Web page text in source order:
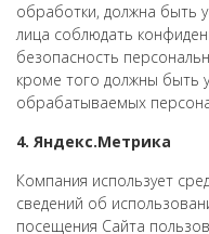
обработки, должна быть
лица соблюдать
безопасность
кроме того должны быть
обрабатываемых
4. Яндекс.Метрика
Компания использует
сведений об
посещения Сайта